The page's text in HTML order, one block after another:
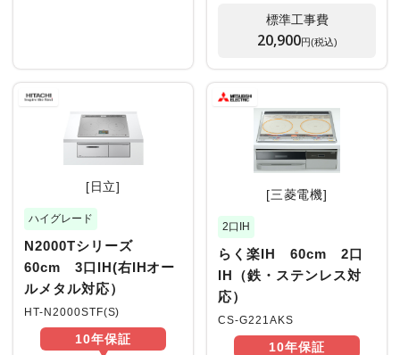
標準工事費
20,900円(税込)
[日立]
ハイグレード
N2000Tシリーズ
60cm 3口IH(右IHオー
ルメタル対応）
HT-N2000STF(S)
10年保証
[三菱電機]
2口IH
らく楽IH 60cm 2口
IH（鉄・ステンレス対
応）
CS-G221AKS
10年保証